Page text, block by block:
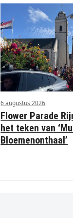
6 augustus 2026
Flower Parade
het teken van
Bloemenonthaal’